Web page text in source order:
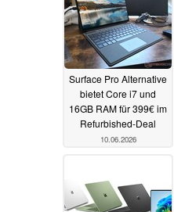
Surface Pro Alternative
bietet Core i7 und
16GB RAM für 399€ im
Refurbished-Deal
10.06.2026